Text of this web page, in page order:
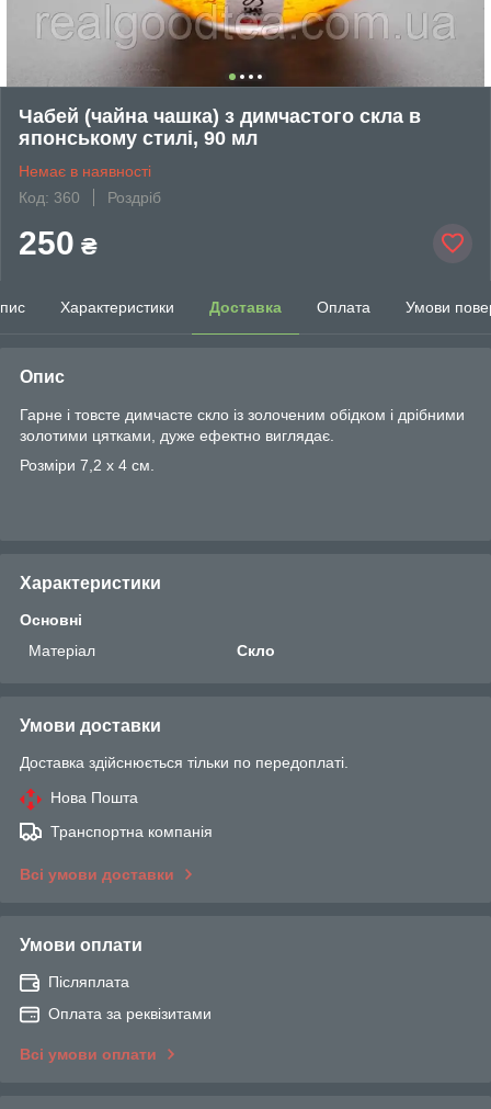
Чабей (чайна чашка) з димчастого скла в
японському стилі, 90 мл
Немає в наявності
Код: 360
Роздріб
250 ₴
Характеристики Доставка Оплата Умови
Опис
Гарне і товсте димчасте скло із золоченим обідком і дрібними
золотими цятками, дуже ефектно виглядає.
Розміри 7,2 х 4 см.
Характеристики
Основні
Матеріал
Скло
Умови доставки
Доставка здійснюється тільки по передоплаті.
Нова Пошта
Транспортна компанія
Всі умови доставки
Умови оплати
Післяплата
Оплата за реквізитами
Всі умови оплати